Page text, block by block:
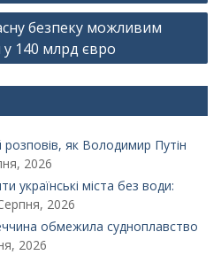
безпеку можливим
140 млрд євро
як Володимир Путін
2026
українські міста без води:
2026
обмежила судноплавство
2026